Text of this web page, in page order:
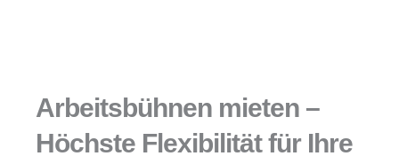
Arbeitsbühnen mieten –
Höchste Flexibilität für Ihre